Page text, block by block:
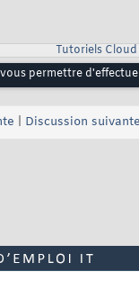
Tutoriels
permettre
Discussion suivante